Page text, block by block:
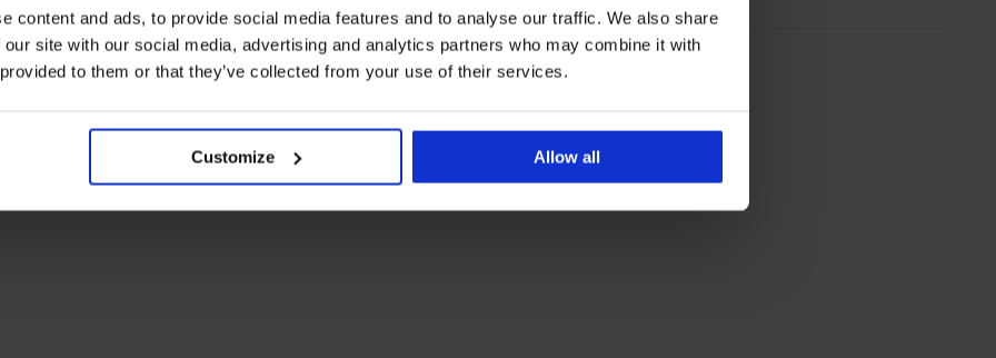
content and ads, to provide social media features and to analyse our traffic. We also share
site with our social media, advertising and analytics partners who may combine it with
to them or that they’ve collected from your use of their services.
Customize Allow all